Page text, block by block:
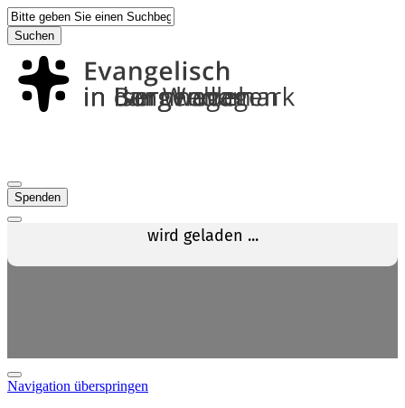
Suchen
Spenden
Navigation überspringen